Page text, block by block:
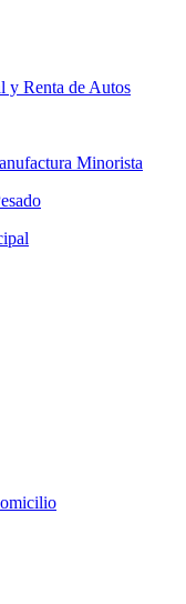
y Renta de Autos
Minorista